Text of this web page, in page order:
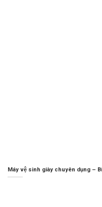
Máy vệ sinh giày chuyên dụng –